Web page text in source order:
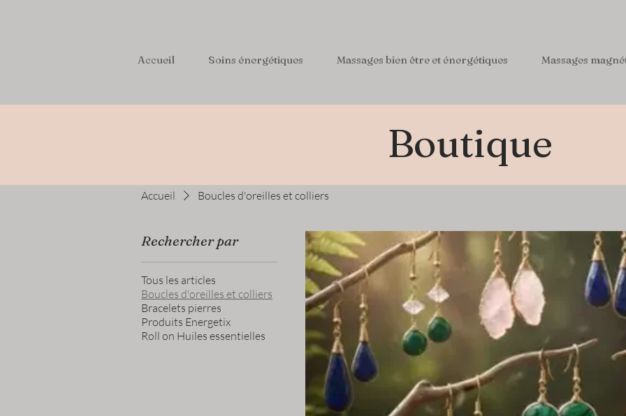
Accueil Soins énergétiques Massages bien être et énergétiques Massages
Boutique
Accueil Boucles d'oreilles et colliers
Rechercher par
Tous les articles
Boucles d'oreilles et colliers
Bracelets pierres
Produits Energetix
Roll on Huiles essentielles